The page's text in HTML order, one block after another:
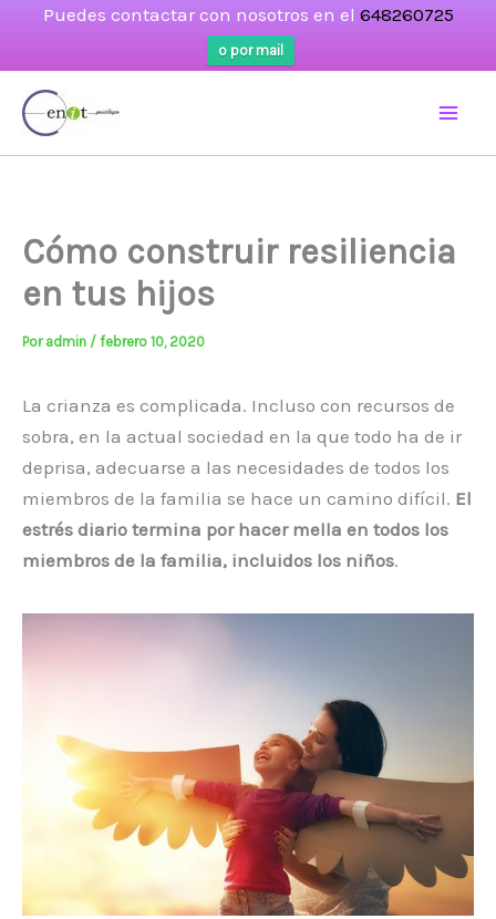
Puedes contactar con nosotros en el 648260725
o por mail
Cómo construir resiliencia
en tus hijos
Por admin / febrero 10, 2020
La crianza es complicada. Incluso con recursos de
sobra, en la actual sociedad en la que todo ha de ir
deprisa, adecuarse a las necesidades de todos los
miembros de la familia se hace un camino difícil. El
estrés diario termina por hacer mella en todos los
miembros de la familia, incluidos los niños.